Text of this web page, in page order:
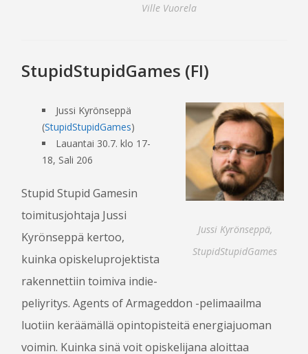
Ville Vuorela
StupidStupidGames (FI)
Jussi Kyrönseppä,
StupidStupidGames
Jussi Kyrönseppä
(StupidStupidGames)
Lauantai 30.7. klo 17-
18, Sali 206
Stupid Stupid Gamesin
toimitusjohtaja Jussi
Kyrönseppä kertoo,
kuinka opiskeluprojektista
rakennettiin toimiva indie­
peliyritys. Agents of Armageddon -pelimaailma
luotiin keräämällä opintopisteitä energiajuoman
voimin. Kuinka sinä voit opiskelijana aloittaa